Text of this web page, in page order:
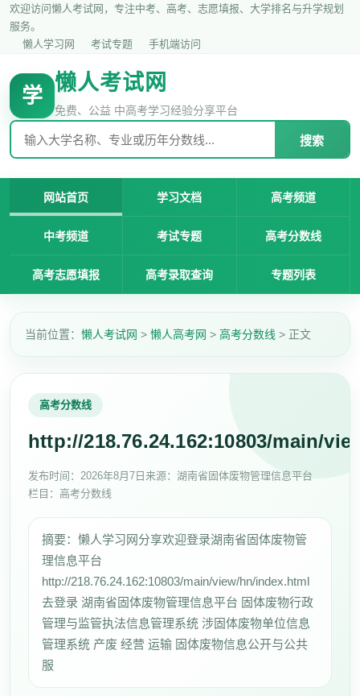
欢迎访问懒人考试网，专注中考、高考、志愿填报、大学排名与升学规划
服务。
懒人学习网
考试专题 手机端访问
学
懒人考试网
免费、公益 中高考学习经验分享平台
搜索
网站首页 学习文档 高考频道
中考频道 考试专题 高考分数线
高考志愿填报 高考录取查询 专题列表
当前位置： 懒人考试网 > 懒人高考网 > 高考分数线 > 正文
高考分数线
http://218.76.24.162:10803/main/
发布时间： 2026年8月7日 来源：湖南省固体废物管理信息平台
栏目：高考分数线
摘要：懒人学习网分享欢迎登录湖南省固体废物管
理信息平台
http://218.76.24.162:10803/main/view/hn/index.html
去登录 湖南省固体废物管理信息平台 固体废物行政
管理与监管执法信息管理系统 涉固体废物单位信息
管理系统 产废 经营 运输 固体废物信息公开与公共
服